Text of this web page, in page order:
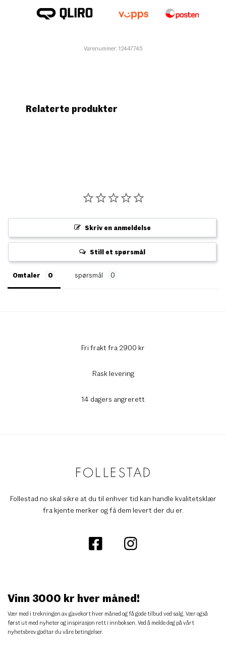
Varenummer: 12447745
Relaterte produkter
Skriv en anmeldelse
Still et spørsmål
Omtaler spørsmål
Fri frakt fra 2900 kr
Rask levering
14 dagers angrerett
Follestad.no skal sikre at du til enhver tid kan handle kvalitetsklær
fra kjente merker og få dem levert der du er.
Vinn 3000 kr hver måned!
Vær med i trekningen av gavekort hver måned og få gode tilbud ved salg. Vær også
først ut med nyheter og inspirasjon rett i innboksen. Ved å melde deg på vårt
nyhetsbrev godtar du våre betingelser.